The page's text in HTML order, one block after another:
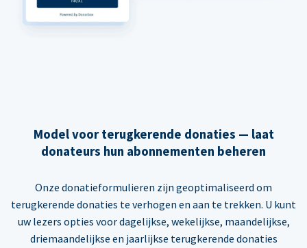
Model voor terugkerende donaties — laat
donateurs hun abonnementen beheren
Onze donatieformulieren zijn geoptimaliseerd om
terugkerende donaties te verhogen en aan te trekken. U kunt
uw lezers opties voor dagelijkse, wekelijkse, maandelijkse,
driemaandelijkse en jaarlijkse terugkerende donaties